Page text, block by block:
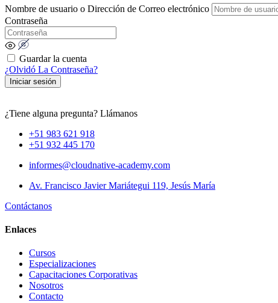
Nombre de usuario o Dirección de Correo electrónico
Contraseña
Guardar la cuenta
¿Olvidó La Contraseña?
Iniciar sesión
¿Tiene alguna pregunta? Llámanos
+51 983 621 918
+51 932 445 170
informes@cloudnative-academy.com
Av. Francisco Javier Mariátegui 119, Jesús María
Contáctanos
Enlaces
Cursos
Especializaciones
Capacitaciones Corporativas
Nosotros
Contacto